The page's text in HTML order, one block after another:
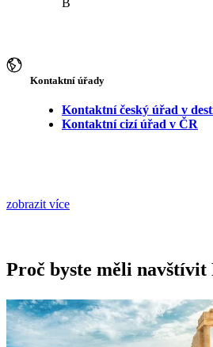
B
Kontaktní úřady
Kontaktní český úřad v
Kontaktní cizí úřad v ČR
zobrazit více
Proč byste měli navštívit